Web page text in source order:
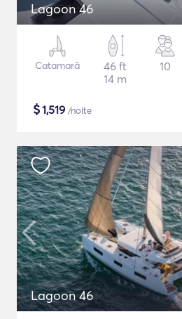
Lagoon 46
Catamarã
46 ft
14 m
10
$1,519 /noite
Lagoon 46